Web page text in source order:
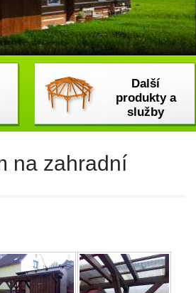
Další
produkty a
služby
na zahradní